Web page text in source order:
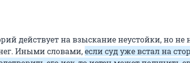
действует на взыскание неустойки, но не
Иными словами,если суд уже встал на